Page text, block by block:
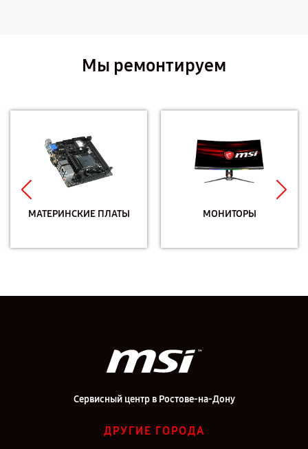
Мы ремонтируем
МАТЕРИНСКИЕ ПЛАТЫ МОНИТОРЫ
Сервисный центр в Ростове-на-Дону
ДРУГИЕ ГОРОДА